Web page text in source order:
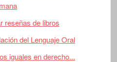
reseñas de libros
del Lenguaje Oral
iguales en derecho...